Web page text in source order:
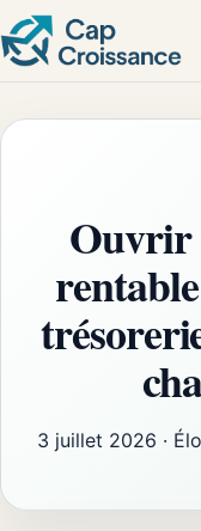
Ouvrir
3 juillet 2026 ·